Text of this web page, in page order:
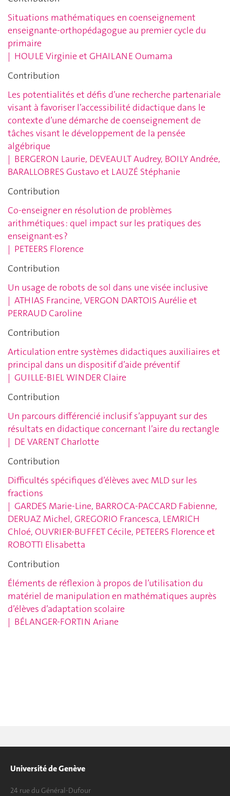
Situations mathématiques en coenseignement
enseignante-orthopédagogue au premier cycle du
primaire
| HOULE Virginie et GHAILANE Oumama
Contribution
Les potentialités et défis d’une recherche partenariale
visant à favoriser l’accessibilité didactique dans le
contexte d’une démarche de coenseignement de
tâches visant le développement de la pensée
algébrique
| BERGERON Laurie, DEVEAULT Audrey, BOILY Andrée,
BARALLOBRES Gustavo et LAUZÉ Stéphanie
Contribution
Co-enseigner en résolution de problèmes
arithmétiques : quel impact sur les pratiques des
enseignant·es ?
| PETEERS Florence
Contribution
Un usage de robots de sol dans une visée inclusive
| ATHIAS Francine, VERGON DARTOIS Aurélie et
PERRAUD Caroline
Contribution
Articulation entre systèmes didactiques auxiliaires et
principal dans un dispositif d’aide préventif
| GUILLE-BIEL WINDER Claire
Contribution
Un parcours différencié inclusif s’appuyant sur des
résultats en didactique concernant l’aire du rectangle
| DE VARENT Charlotte
Contribution
Difficultés spécifiques d’élèves avec MLD sur les
fractions
| GARDES Marie-Line, BARROCA-PACCARD Fabienne,
DERUAZ Michel, GREGORIO Francesca, LEMRICH
Chloé, OUVRIER-BUFFET Cécile, PETEERS Florence et
ROBOTTI Elisabetta
Contribution
Éléments de réflexion à propos de l’utilisation du
matériel de manipulation en mathématiques auprès
d’élèves d’adaptation scolaire
| BÉLANGER-FORTIN Ariane
Université de Genève
24 rue du Général-Dufour